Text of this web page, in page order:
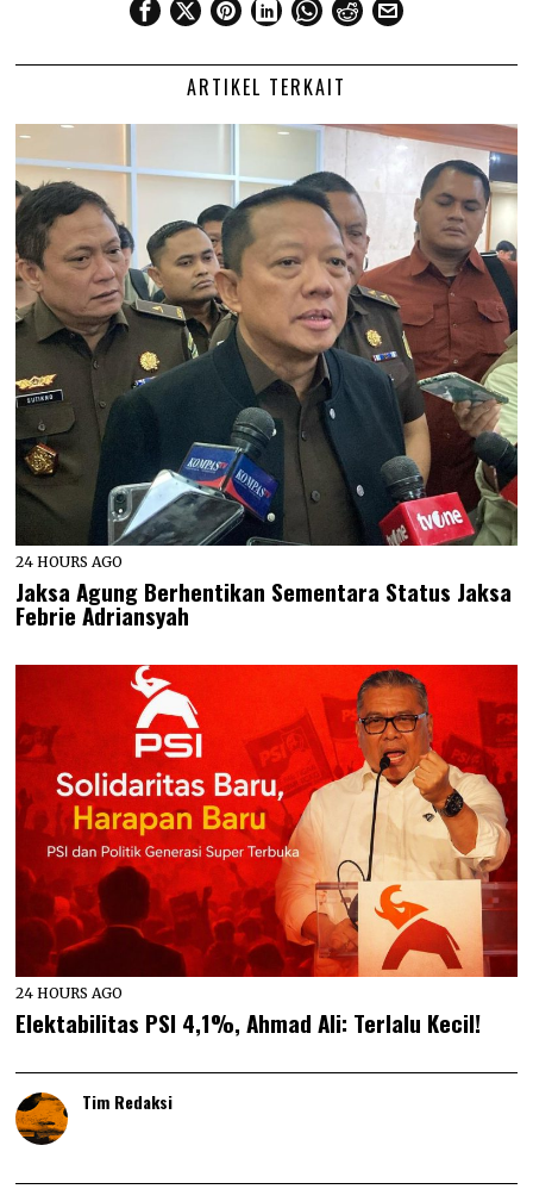
ARTIKEL TERKAIT
24 HOURS AGO
Jaksa Agung Berhentikan Sementara Status Jaksa
Febrie Adriansyah
24 HOURS AGO
Elektabilitas PSI 4,1%, Ahmad Ali: Terlalu Kecil!
Tim Redaksi